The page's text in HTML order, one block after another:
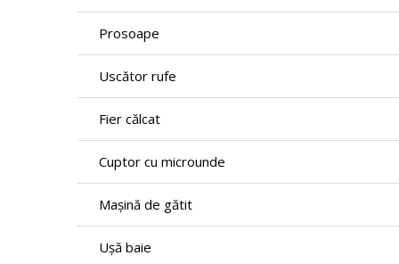
Prosoape
Uscător rufe
Fier călcat
Cuptor cu microunde
Mașină de gătit
Ușă baie